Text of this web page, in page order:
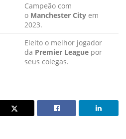
Campeão com
o Manchester City em
2023.
Eleito o melhor jogador
da Premier League por
seus colegas.